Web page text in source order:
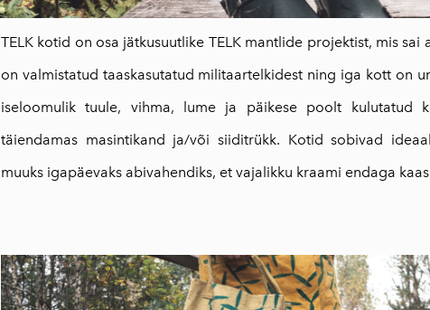
TELK kotid on osa jätkusuutlike TELK mantlide projektist, mis sai
on valmistatud taaskasutatud militaartelkidest ning iga kott on
iseloomulik tuule, vihma, lume ja päikese poolt kulutatud
täiendamas masintikand ja/või siiditrükk. Kotid sobivad
muuks igapäevaks abivahendiks, et vajalikku kraami endaga